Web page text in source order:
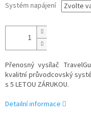
cena:
Systém napájení
Přenosný vysílač
kvalitní průvodcovský
s 5 LETOU ZÁRUKOU.
Detailní informace